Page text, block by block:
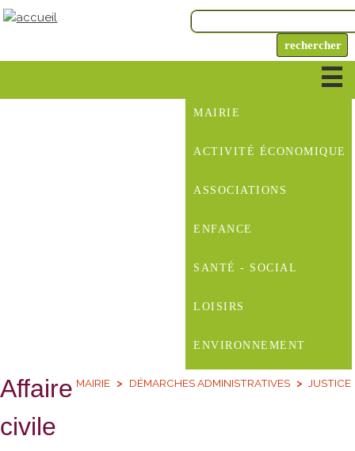
MAIRIE
ACTIVITÉ ÉCONOMIQUE
ASSOCIATIONS
ENFANCE
SANTÉ - SOCIAL
LOISIRS
ENVIRONNEMENT
MAIRIE DÉMARCHES ADMINISTRATIVES JUSTICE
Affaire
civile